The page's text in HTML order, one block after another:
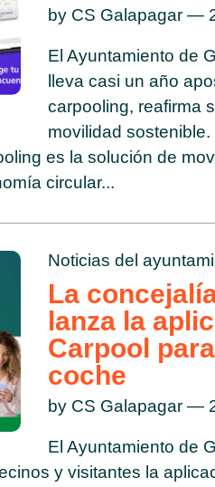
by CS Galapagar —
El Ayuntamiento de
lleva casi un año
carpooling, reafirma
movilidad
es la solución de
circular...
Noticias del
La
lanza la
Carpool
coche
by CS Galapagar —
El Ayuntamiento de
y visitantes la